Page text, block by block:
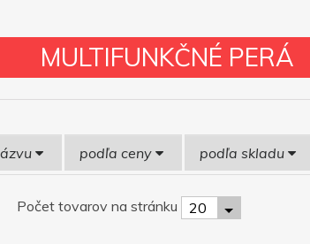
MULTIFUNKČNÉ PERÁ
podľa ceny podľa skladu
Počet tovarov na stránku 20